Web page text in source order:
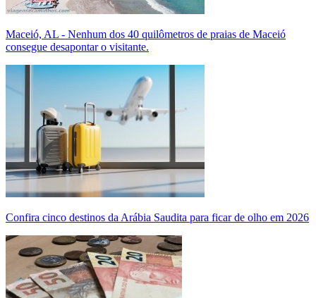
Maceió, AL - Nenhum dos 40 quilômetros de praias de Maceió
consegue desapontar o visitante.
Confira cinco destinos da Arábia Saudita para ficar de olho em 2026